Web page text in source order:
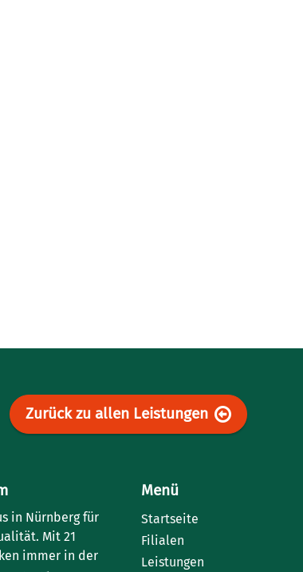
Zurück zu allen Leistungen
in Nürnberg für
Mit 21
immer in der
Menü
Startseite
Filialen
Leistungen